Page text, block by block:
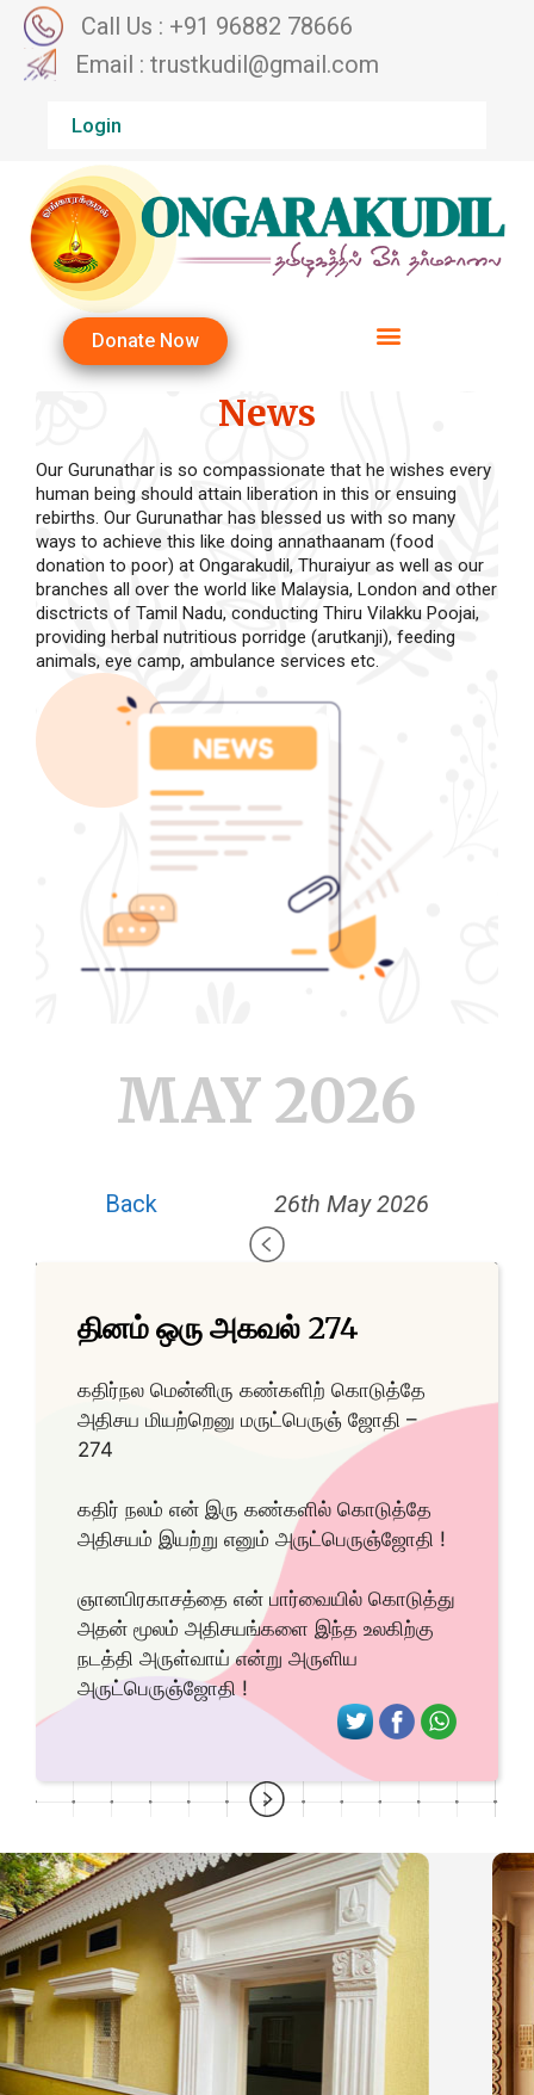
Call Us : +91 96882 78666
Email : trustkudil@gmail.com
Login
Donate Now
News
Our Gurunathar is so compassionate that he wishes every
human being should attain liberation in this or ensuing
rebirths. Our Gurunathar has blessed us with so many
ways to achieve this like doing annathaanam (food
donation to poor) at Ongarakudil, Thuraiyur as well as our
branches all over the world like Malaysia, London and other
disctricts of Tamil Nadu, conducting Thiru Vilakku Poojai,
providing herbal nutritious porridge (arutkanji), feeding
animals, eye camp, ambulance services etc.
MAY 2026
Back 26th May 2026
தினம் ஒரு அகவல் 274
கதிர்நல மென்னிரு கண்களிற் கொடுத்தே
அதிசய மியற்றெனு மருட்பெருஞ் ஜோதி –
274
கதிர் நலம் என் இரு கண்களில் கொடுத்தே
அதிசயம் இயற்று எனும் அருட்பெருஞ்ஜோதி !
ஞானபிரகாசத்தை என் பார்வையில் கொடுத்து
அதன் மூலம் அதிசயங்களை இந்த உலகிற்கு
நடத்தி அருள்வாய் என்று அருளிய
அருட்பெருஞ்ஜோதி !